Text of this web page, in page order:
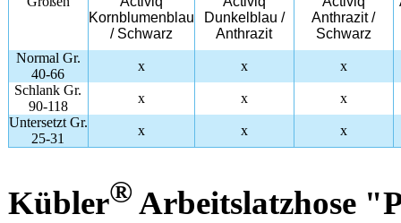
Normal Gr.
40-66
x x
x
Schlank Gr.
90-118
x x
x
Untersetzt Gr.
25-31
x x x
Kübler®Arbeitslatzhose